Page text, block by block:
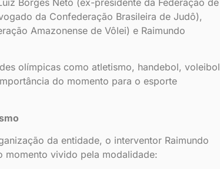
da Confederação Brasileira de Judô),
Amazonense de Vôlei) e Raimundo
olímpicas como atletismo, handebol, voleibol
do momento para o esporte
da entidade, o interventor Raimundo
momento vivido pela modalidade: